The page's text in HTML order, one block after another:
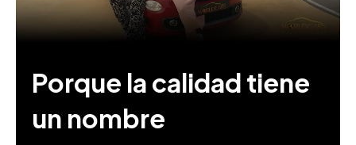
Porque la calidad tiene
un nombre